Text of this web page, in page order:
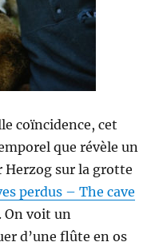
coïncidence, cet
que révèle un
Herzog sur la grotte
perdus – The cave
. On voit un
d’une flûte en os